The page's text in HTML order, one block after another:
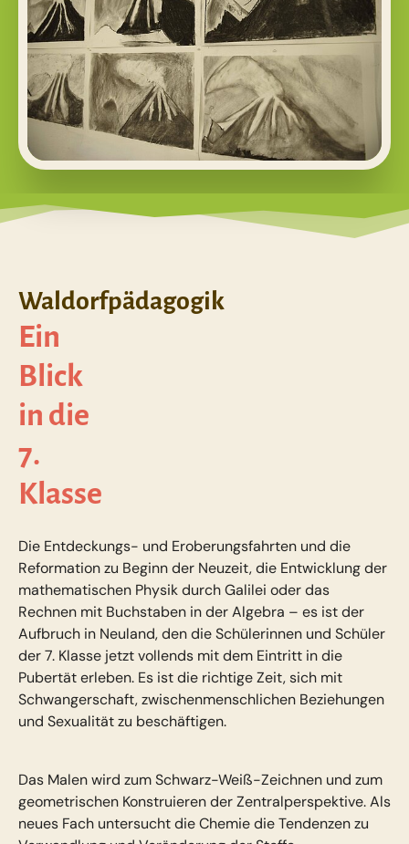
Ein
Blick
in die
7.
Klasse
Waldorfpädagogik
Die Entdeckungs- und Eroberungsfahrten und die
Reformation zu Beginn der Neuzeit, die Entwicklung der
mathematischen Physik durch Galilei oder das
Rechnen mit Buchstaben in der Algebra – es ist der
Aufbruch in Neuland, den die Schülerinnen und Schüler
der 7. Klasse jetzt vollends mit dem Eintritt in die
Pubertät erleben. Es ist die richtige Zeit, sich mit
Schwangerschaft, zwischenmenschlichen Beziehungen
und Sexualität zu beschäftigen.
Das Malen wird zum Schwarz-Weiß-Zeichnen und zum
geometrischen Konstruieren der Zentralperspektive. Als
neues Fach untersucht die Chemie die Tendenzen zu